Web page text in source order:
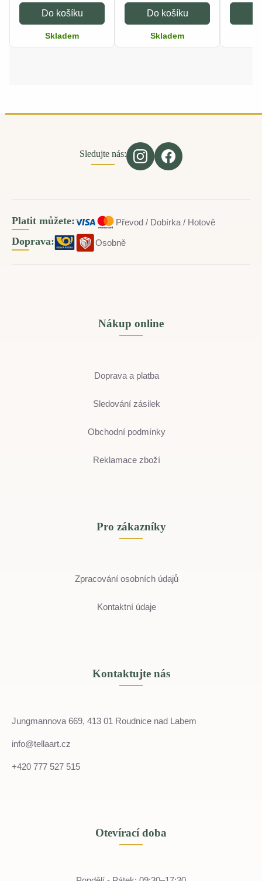
Do košíku
Skladem
Do košíku
Skladem
Sledujte nás:
Platit můžete: Převod / Dobírka / Hotově
Doprava: Osobně
Nákup online
Doprava a platba
Sledování zásilek
Obchodní podmínky
Reklamace zboží
Pro zákazníky
Zpracování osobních údajů
Kontaktní údaje
Kontaktujte nás
Jungmannova 669, 413 01 Roudnice nad Labem
info@tellaart.cz
+420 777 527 515
Otevírací doba